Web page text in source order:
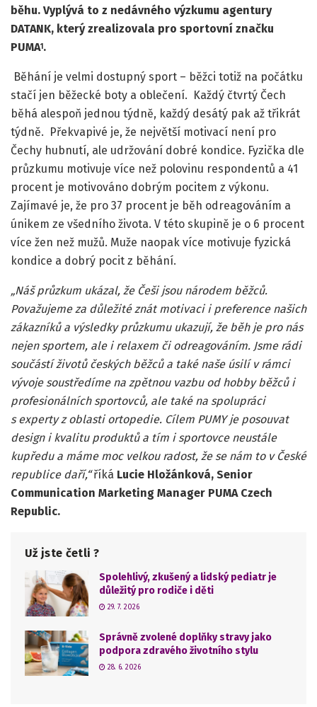
běhu. Vyplývá to z nedávného výzkumu agentury
DATANK, který zrealizovala pro sportovní značku
PUMA1 .
Běhání je velmi dostupný sport – běžci totiž na počátku
stačí jen běžecké boty a oblečení. Každý čtvrtý Čech
běhá alespoň jednou týdně, každý desátý pak až třikrát
týdně. Překvapivé je, že největší motivací není pro
Čechy hubnutí, ale udržování dobré kondice. Fyzička dle
průzkumu motivuje více než polovinu respondentů a 41
procent je motivováno dobrým pocitem z výkonu.
Zajímavé je, že pro 37 procent je běh odreagováním a
únikem ze všedního života. V této skupině je o 6 procent
více žen než mužů. Muže naopak více motivuje fyzická
kondice a dobrý pocit z běhání.
„Náš průzkum ukázal, že Češi jsou národem běžců.
Považujeme za důležité znát motivaci i preference našich
zákazníků a výsledky průzkumu ukazují, že běh je pro nás
nejen sportem, ale i relaxem či odreagováním. Jsme rádi
součástí životů českých běžců a také naše úsilí v rámci
vývoje soustředíme na zpětnou vazbu od hobby běžců i
profesionálních sportovců, ale také na spolupráci
s experty z oblasti ortopedie. Cílem PUMY je posouvat
design i kvalitu produktů a tím i sportovce neustále
kupředu a máme moc velkou radost, že se nám to v České
republice daří,“říká Lucie Hložánková, Senior
Communication Marketing Manager PUMA Czech
Republic.
Už jste četli ?
Spolehlivý, zkušený a lidský pediatr je
důležitý pro rodiče i děti
29. 7. 2026
Správně zvolené doplňky stravy jako
podpora zdravého životního stylu
28. 6. 2026